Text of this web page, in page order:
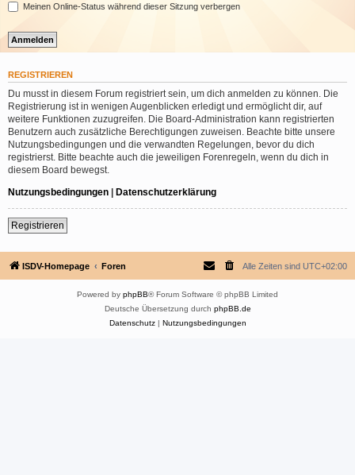
Meinen Online-Status während dieser Sitzung verbergen
REGISTRIEREN
Du musst in diesem Forum registriert sein, um dich anmelden zu können. Die
Registrierung ist in wenigen Augenblicken erledigt und ermöglicht dir, auf
weitere Funktionen zuzugreifen. Die Board-Administration kann registrierten
Benutzern auch zusätzliche Berechtigungen zuweisen. Beachte bitte unsere
Nutzungsbedingungen und die verwandten Regelungen, bevor du dich
registrierst. Bitte beachte auch die jeweiligen Forenregeln, wenn du dich in
diesem Board bewegst.
Nutzungsbedingungen | Datenschutzerklärung
Registrieren
ISDV-Homepage Foren Alle Zeiten sind UTC+02:00
Powered by phpBB® Forum Software © phpBB Limited
Deutsche Übersetzung durch phpBB.de
Datenschutz| Nutzungsbedingungen